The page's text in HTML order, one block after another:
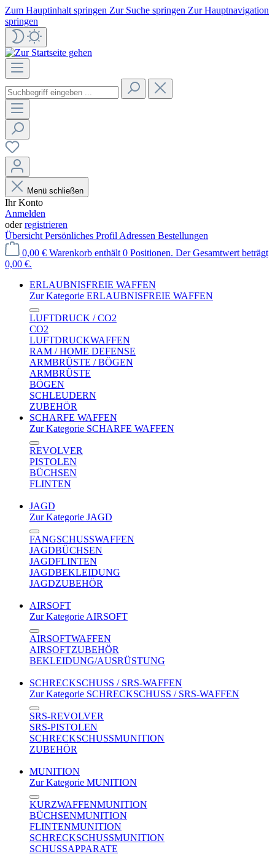
Zum Hauptinhalt springen Zur Suche springen Zur Hauptnavigation
springen
Menü schließen
Ihr Konto
Anmelden
oderregistrieren
Übersicht Persönliches Profil Adressen Bestellungen
0,00 € Warenkorb enthält 0 Positionen. Der Gesamtwert beträgt
0,00 €.
ERLAUBNISFREIE WAFFEN
Zur Kategorie ERLAUBNISFREIE WAFFEN
LUFTDRUCK / CO2
CO2
LUFTDRUCKWAFFEN
RAM / HOME DEFENSE
ARMBRÜSTE / BÖGEN
ARMBRÜSTE
BÖGEN
SCHLEUDERN
ZUBEHÖR
SCHARFE WAFFEN
Zur Kategorie SCHARFE WAFFEN
REVOLVER
PISTOLEN
BÜCHSEN
FLINTEN
JAGD
Zur Kategorie JAGD
FANGSCHUSSWAFFEN
JAGDBÜCHSEN
JAGDFLINTEN
JAGDBEKLEIDUNG
JAGDZUBEHÖR
AIRSOFT
Zur Kategorie AIRSOFT
AIRSOFTWAFFEN
AIRSOFTZUBEHÖR
BEKLEIDUNG/AUSRÜSTUNG
SCHRECKSCHUSS / SRS-WAFFEN
Zur Kategorie SCHRECKSCHUSS / SRS-WAFFEN
SRS-REVOLVER
SRS-PISTOLEN
SCHRECKSCHUSSMUNITION
ZUBEHÖR
MUNITION
Zur Kategorie MUNITION
KURZWAFFENMUNITION
BÜCHSENMUNITION
FLINTENMUNITION
SCHRECKSCHUSSMUNITION
SCHUSSAPPARATE